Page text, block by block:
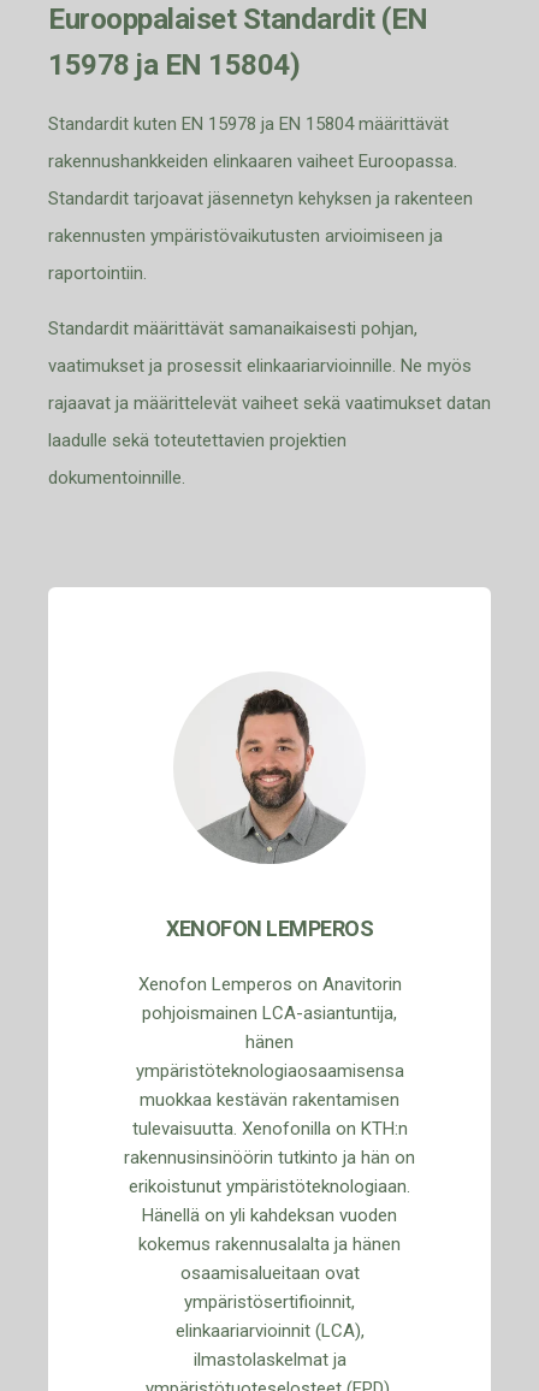
Eurooppalaiset Standardit (EN
15978 ja EN 15804)
Standardit kuten EN 15978 ja EN 15804 määrittävät
rakennushankkeiden elinkaaren vaiheet Euroopassa.
Standardit tarjoavat jäsennetyn kehyksen ja rakenteen
rakennusten ympäristövaikutusten arvioimiseen ja
raportointiin.
Standardit määrittävät samanaikaisesti pohjan,
vaatimukset ja prosessit elinkaariarvioinnille. Ne myös
rajaavat ja määrittelevät vaiheet sekä vaatimukset datan
laadulle sekä toteutettavien projektien
dokumentoinnille.
XENOFON LEMPEROS
Xenofon Lemperos on Anavitorin
pohjoismainen LCA-asiantuntija,
hänen
ympäristöteknologiaosaamisensa
muokkaa kestävän rakentamisen
tulevaisuutta. Xenofonilla on KTH:n
rakennusinsinöörin tutkinto ja hän on
erikoistunut ympäristöteknologiaan.
Hänellä on yli kahdeksan vuoden
kokemus rakennusalalta ja hänen
osaamisalueitaan ovat
ympäristösertifioinnit,
elinkaariarvioinnit (LCA),
ilmastolaskelmat ja